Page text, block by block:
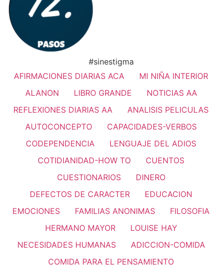
#sinestigma
AFIRMACIONES DIARIAS ACA
MI NIÑA INTERIOR
ALANON
LIBRO GRANDE
NOTICIAS AA
REFLEXIONES DIARIAS AA
ANALISIS PELICULAS
AUTOCONCEPTO
CAPACIDADES-VERBOS
CODEPENDENCIA
LENGUAJE DEL ADIOS
COTIDIANIDAD-HOW TO
CUENTOS
CUESTIONARIOS
DINERO
DEFECTOS DE CARACTER
EDUCACION
EMOCIONES
FAMILIAS ANONIMAS
FILOSOFIA
HERMANO MAYOR
LOUISE HAY
NECESIDADES HUMANAS
ADICCION-COMIDA
COMIDA PARA EL PENSAMIENTO